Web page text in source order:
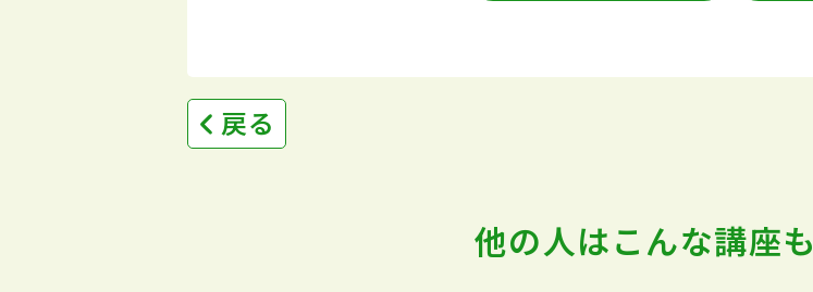
戻る
他の人はこんな講座も